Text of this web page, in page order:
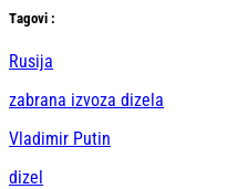
Тagovi :
Rusija
zabrana izvoza dizela
Vladimir Putin
dizel